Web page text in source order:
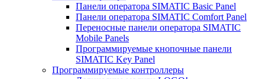
Панели оператора SIMATIC Basic Panel
Панели оператора SIMATIC Comfort Panel
Переносные панели оператора SIMATIC
Mobile Panels
Программируемые кнопочные панели
SIMATIC Key Panel
Программируемые контроллеры